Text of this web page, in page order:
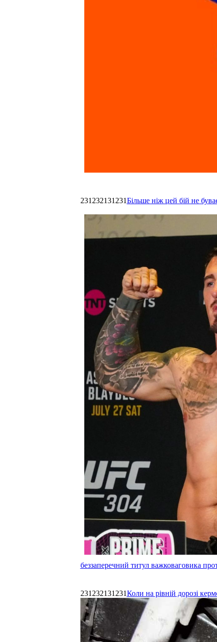
231232131231Більше ніж цей бій не
беззаперечний титул важковаговика
231232131231Коли на рівній дорозі